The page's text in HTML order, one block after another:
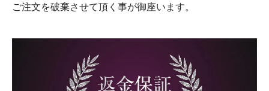
ご注文を破棄させて頂く事が御座います。